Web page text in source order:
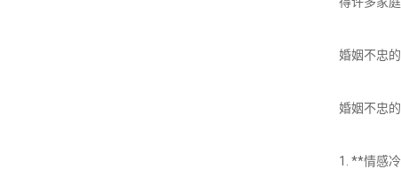
婚姻不忠
婚姻不忠
1. **情感